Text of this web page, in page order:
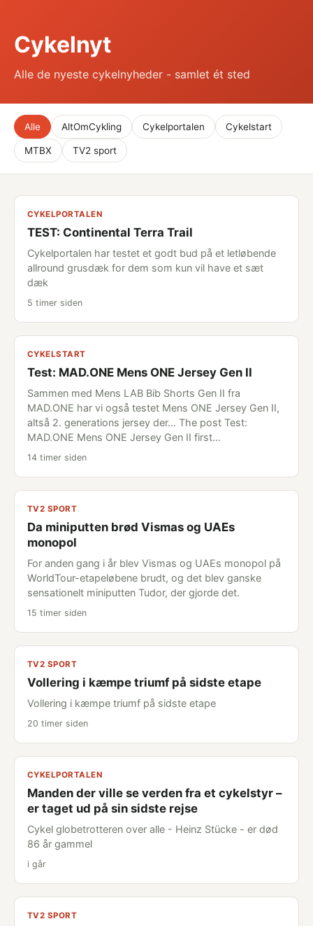
Cykelnyt
Alle de nyeste cykelnyheder - samlet ét sted
Alle AltOmCykling Cykelportalen Cykelstart
MTBX TV2 sport
CYKELPORTALEN
TEST: Continental Terra Trail
Cykelportalen har testet et godt bud på et letløbende
allround grusdæk for dem som kun vil have et sæt
dæk
5 timer siden
CYKELSTART
Test: MAD.ONE Mens ONE Jersey Gen II
Sammen med Mens LAB Bib Shorts Gen II fra
MAD.ONE har vi også testet Mens ONE Jersey Gen II,
altså 2. generations jersey der... The post Test:
MAD.ONE Mens ONE Jersey Gen II first…
14 timer siden
TV2 SPORT
Da miniputten brød Vismas og UAEs
monopol
For anden gang i år blev Vismas og UAEs monopol på
WorldTour-etapeløbene brudt, og det blev ganske
sensationelt miniputten Tudor, der gjorde det.
15 timer siden
TV2 SPORT
Vollering i kæmpe triumf på sidste etape
Vollering i kæmpe triumf på sidste etape
20 timer siden
CYKELPORTALEN
Manden der ville se verden fra et cykelstyr –
er taget ud på sin sidste rejse
Cykel globetrotteren over alle - Heinz Stücke - er død
86 år gammel
i går
TV2 SPORT